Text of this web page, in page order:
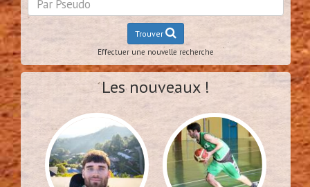
Trouver
Effectuer une nouvelle recherche
Les nouveaux !